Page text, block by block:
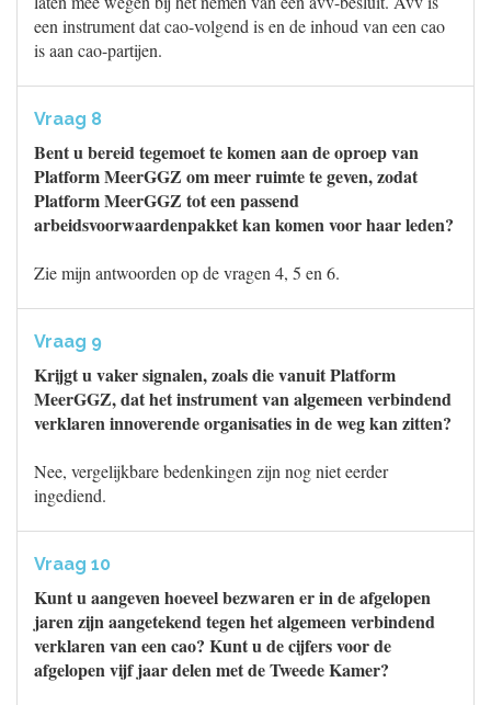
een instrument dat cao-volgend is en de inhoud van een cao
is aan cao-partijen.
Vraag 8
Bent u bereid tegemoet te komen aan de oproep van
Platform MeerGGZ om meer ruimte te geven, zodat
Platform MeerGGZ tot een passend
arbeidsvoorwaardenpakket kan komen voor haar leden?
Zie mijn antwoorden op de vragen 4, 5 en 6.
Vraag 9
Krijgt u vaker signalen, zoals die vanuit Platform
MeerGGZ, dat het instrument van algemeen verbindend
verklaren innoverende organisaties in de weg kan zitten?
Nee, vergelijkbare bedenkingen zijn nog niet eerder
ingediend.
Vraag 10
Kunt u aangeven hoeveel bezwaren er in de afgelopen
jaren zijn aangetekend tegen het algemeen verbindend
verklaren van een cao? Kunt u de cijfers voor de
afgelopen vijf jaar delen met de Tweede Kamer?